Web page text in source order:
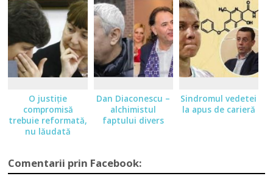
O justiţie
compromisă
trebuie reformată,
nu lăudată
Dan Diaconescu –
alchimistul
faptului divers
Sindromul vedetei
la apus de carieră
Comentarii prin Facebook: